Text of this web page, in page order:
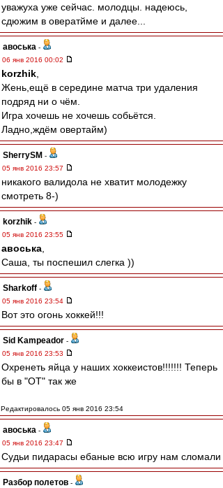
уважуха уже сейчас. молодцы. надеюсь,
сдюжим в овератйме и далее...
авоська -
06 янв 2016 00:02
korzhik
Жень,ещё в середине матча три удаления
подряд ни о чём.
Игра хочешь не хочешь собьётся.
Ладно,ждём овертайм)
SherrySM -
05 янв 2016 23:57
никакого валидола не хватит молодежку
смотреть 8-)
korzhik -
05 янв 2016 23:55
авоська
Саша, ты поспешил слегка ))
Sharkoff -
05 янв 2016 23:54
Вот это огонь хоккей!!!
Sid Kampeador -
05 янв 2016 23:53
Охренеть яйца у наших хоккеистов!!!!!!! Теперь
бы в "ОТ" так же
Редактировалось 05 янв 2016 23:54
авоська -
05 янв 2016 23:47
Судьи пидарасы ебаные всю игру нам сломали
Разбор полетов -